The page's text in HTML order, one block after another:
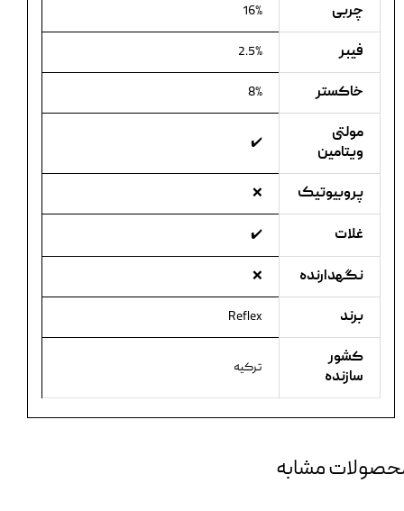
چربی 16%
فیبر 2.5%
خاکستر 8%
مولتی
ویتامین
✔️
پروبیوتیک ❌
غلات ✔️
نگهدارنده ❌
برند Reflex
کشور
سازنده
ترکیه
مشابه